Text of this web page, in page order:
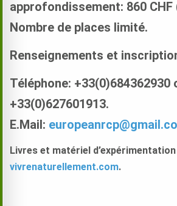
approfondissement: 860 CHF
Nombre de places limité.
Renseignements et
Téléphone: +33(0)684362930
+33(0)627601913.
E.Mail:
Livres et matériel
vivrenaturellement.com.